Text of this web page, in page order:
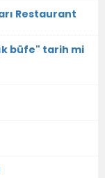
Restaurant
büfe" tarih mi